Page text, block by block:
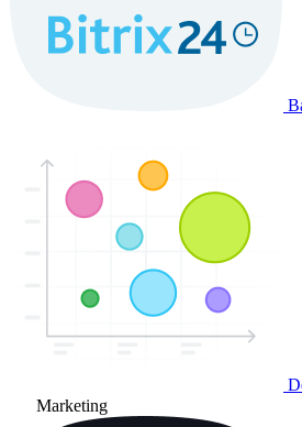
Marketing